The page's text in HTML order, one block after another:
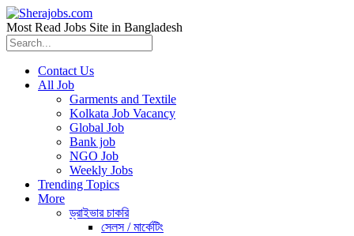
Most Read Jobs Site in Bangladesh
Contact Us
All Job
Garments and Textile
Kolkata Job Vacancy
Global Job
Bank job
NGO Job
Weekly Jobs
Trending Topics
More
ড্রাইভার চাকরি
সেলস / মার্কেটিং